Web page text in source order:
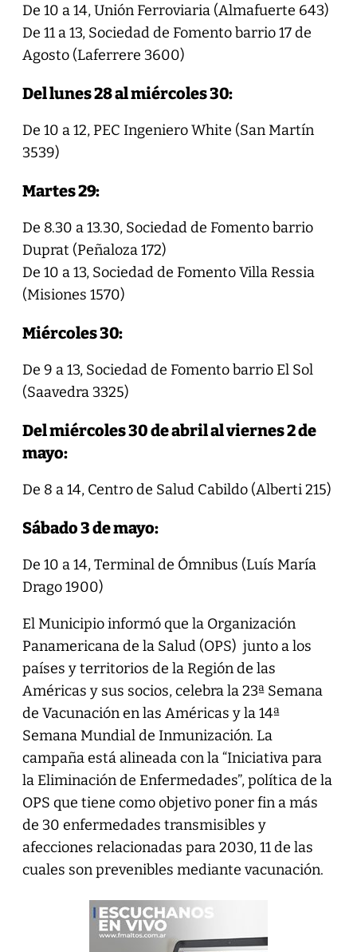
De 10 a 14, Unión Ferroviaria (Almafuerte 643)
De 11 a 13, Sociedad de Fomento barrio 17 de
Agosto (Laferrere 3600)
Del lunes 28 al miércoles 30:
De 10 a 12, PEC Ingeniero White (San Martín
3539)
Martes 29:
De 8.30 a 13.30, Sociedad de Fomento barrio
Duprat (Peñaloza 172)
De 10 a 13, Sociedad de Fomento Villa Ressia
(Misiones 1570)
Miércoles 30:
De 9 a 13, Sociedad de Fomento barrio El Sol
(Saavedra 3325)
Del miércoles 30 de abril al viernes 2 de
mayo:
De 8 a 14, Centro de Salud Cabildo (Alberti 215)
Sábado 3 de mayo:
De 10 a 14, Terminal de Ómnibus (Luís María
Drago 1900)
El Municipio informó que la Organización
Panamericana de la Salud (OPS) junto a los
países y territorios de la Región de las
Américas y sus socios, celebra la 23ª Semana
de Vacunación en las Américas y la 14ª
Semana Mundial de Inmunización. La
campaña está alineada con la “Iniciativa para
la Eliminación de Enfermedades”, política de la
OPS que tiene como objetivo poner fin a más
de 30 enfermedades transmisibles y
afecciones relacionadas para 2030, 11 de las
cuales son prevenibles mediante vacunación.